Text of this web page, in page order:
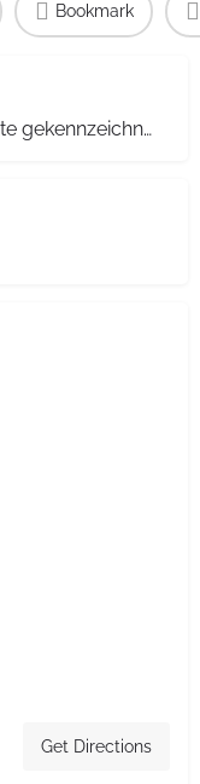
Bookmark
Vegetarische und Vegane Gerichte gekennzeichnet
Get Directions